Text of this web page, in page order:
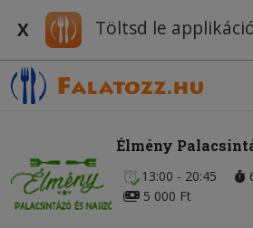
X Töltsd le
Élmény
13:00 - 20:45
5 000 Ft